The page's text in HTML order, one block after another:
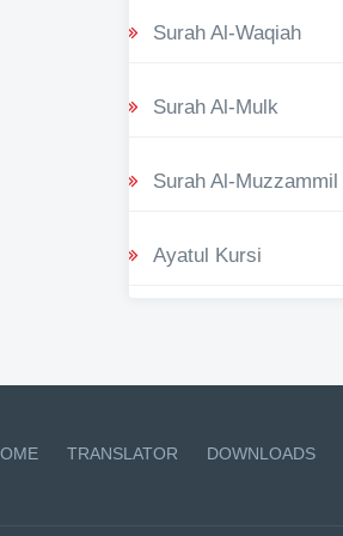
Surah Al-Waqiah
Surah Al-Mulk
Surah Al-Muzzammil
Ayatul Kursi
TRANSLATOR DOWNLOADS